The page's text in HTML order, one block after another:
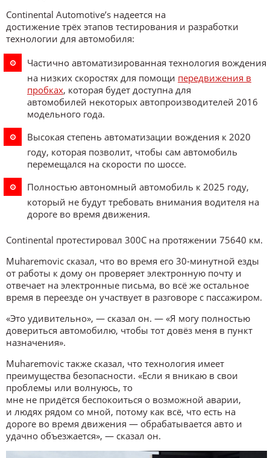
Continental Automotive’s надеется на
достижение трёх этапов тестирования и разработки
технологии для автомобиля:
Частично автоматизированная технология вождения
на низких скоростях для помощи передвижения в
пробках, которая будет доступна для
автомобилей некоторых автопроизводителей 2016
модельного года.
Высокая степень автоматизации вождения к 2020
году, которая позволит, чтобы сам автомобиль
перемещался на скорости по шоссе.
Полностью автономный автомобиль к 2025 году,
который не будут требовать внимания водителя на
дороге во время движения.
Continental протестировал 300C на протяжении 75640 км.
Muharemovic сказал, что во время его 30-минутной езды
от работы к дому он проверяет электронную почту и
отвечает на электронные письма, во всё же остальное
время в переезде он участвует в разговоре с пассажиром.
«Это удивительно», — сказал он. — «Я могу полностью
довериться автомобилю, чтобы тот довёз меня в пункт
назначения».
Muharemovic также сказал, что технология имеет
преимущества безопасности. «Если я вникаю в свои
проблемы или волнуюсь, то
мне не придётся беспокоиться о возможной аварии,
и людях рядом со мной, потому как всё, что есть на
дороге во время движения — обрабатывается авто и
удачно объезжается», — сказал он.